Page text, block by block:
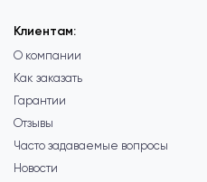
Клиентам:
О компании
Как заказать
Гарантии
Отзывы
Часто задаваемые вопросы
Новости